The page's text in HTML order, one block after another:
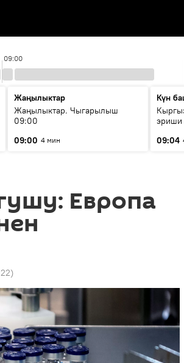
09:00
Жаңылыктар
Жаңылыктар. Чыгарылыш
09:00
09:00 4 мин
Күн
эриши
09:04
Европа
)